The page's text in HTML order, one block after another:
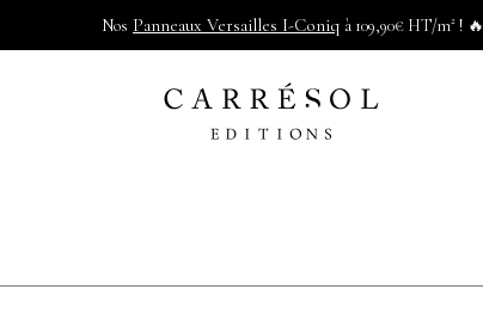
Nos Panneaux Versailles I-Coniq à 109,90€ HT/m² ! 🔥